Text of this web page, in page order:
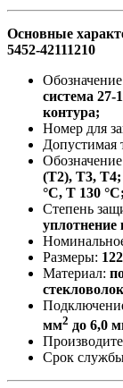
Основные
5452-42111210
система 27-
контура;
Номер для
Допустимая
(T2), T3,
°C, T 130 °C;
Степень
Размеры:
Материал:
мм2 до 6,0
Срок